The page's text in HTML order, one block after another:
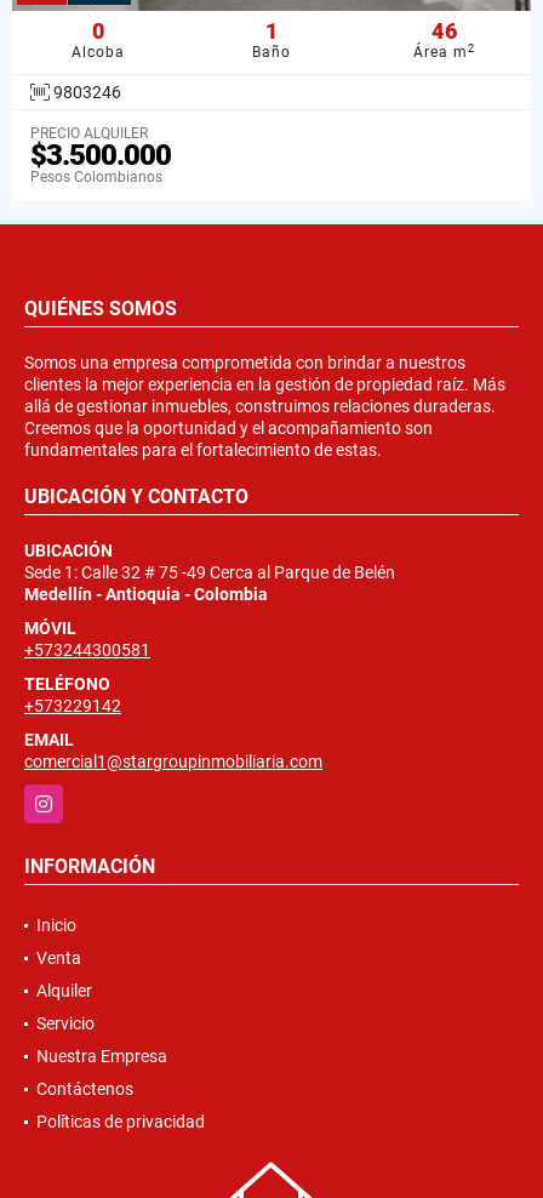
0
Alcoba
1
Baño
46
Área m2
9803246
PRECIO ALQUILER
$3.500.000
Pesos Colombianos
QUIÉNES SOMOS
Somos una empresa comprometida con brindar a nuestros
clientes la mejor experiencia en la gestión de propiedad raíz. Más
allá de gestionar inmuebles, construimos relaciones duraderas.
Creemos que la oportunidad y el acompañamiento son
fundamentales para el fortalecimiento de estas.
UBICACIÓN Y CONTACTO
UBICACIÓN
Sede 1: Calle 32 # 75 -49 Cerca al Parque de Belén
Medellín - Antioquia - Colombia
MÓVIL
+573244300581
TELÉFONO
+573229142
EMAIL
comercial1@stargroupinmobiliaria.com
Instagram
INFORMACIÓN
Inicio
Venta
Alquiler
Servicio
Nuestra Empresa
Contáctenos
Políticas de privacidad